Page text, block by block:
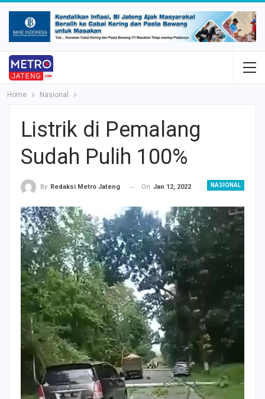
Home Nasional
Listrik di Pemalang
Sudah Pulih 100%
NASIONAL
By Redaksi Metro Jateng On Jan 12, 2022